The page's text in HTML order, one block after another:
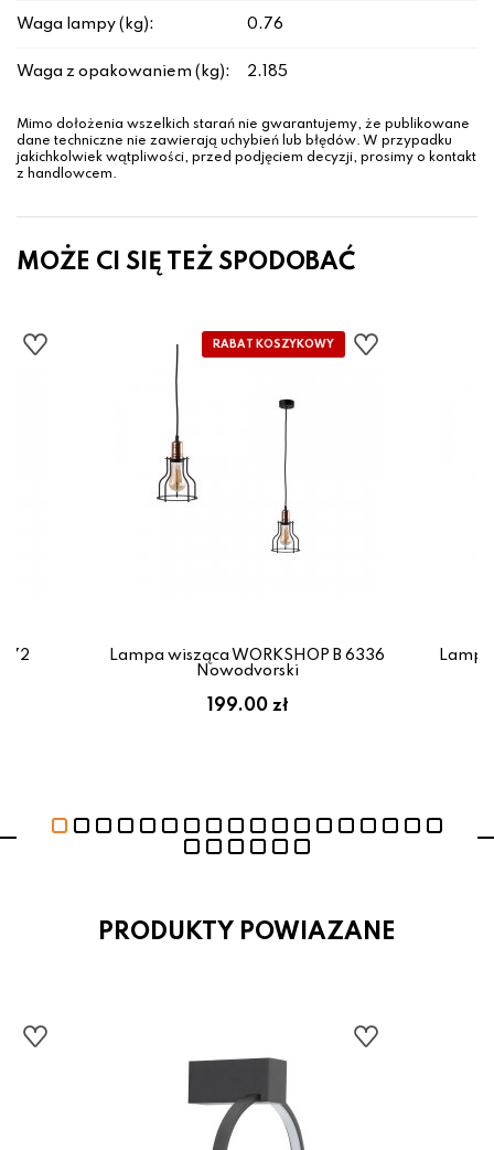
Waga lampy (kg): 0.76
Waga z opakowaniem (kg): 2.185
Mimo dołożenia wszelkich starań nie gwarantujemy, że publikowane
dane techniczne nie zawierają uchybień lub błędów. W przypadku
jakichkolwiek wątpliwości, przed podjęciem decyzji, prosimy o kontakt
z handlowcem.
MOŻE CI SIĘ TEŻ SPODOBAĆ
Lampa wisząca WORKSHOP B 6336
Nowodvorski
199.00 zł
PRODUKTY POWIAZANE